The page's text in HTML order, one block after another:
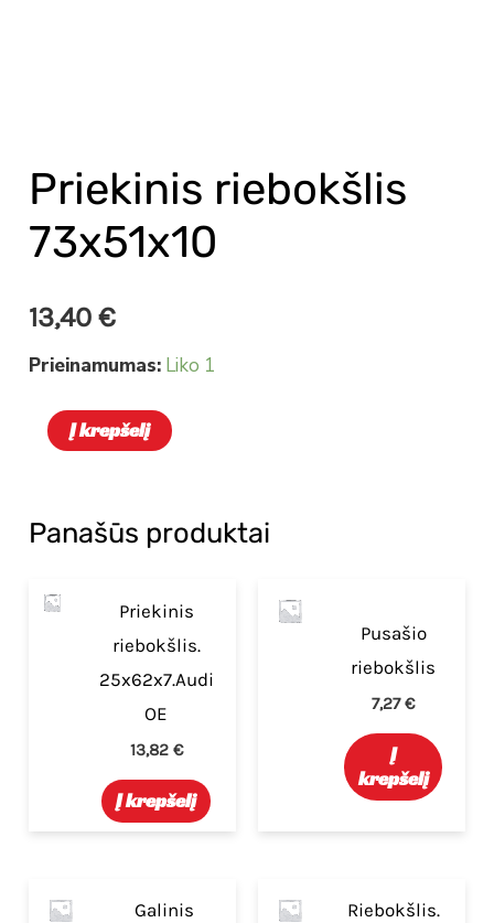
Priekinis riebokšlis
73x51x10
13,40€
Prieinamumas: Liko 1
Į krepšelį
Panašūs produktai
Priekinis
riebokšlis.
25x62x7.Audi
OE
13,82 €
Į krepšelį
Pusašio
riebokšlis
7,27€
Į
krepšelį
Galinis
Riebokšlis.